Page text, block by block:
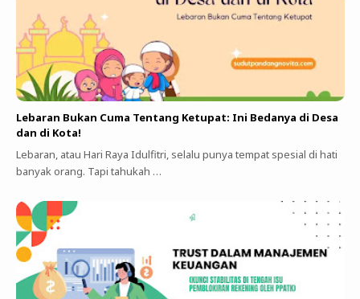
Lebaran Bukan Cuma Tentang Ketupat: Ini Bedanya di Desa
dan di Kota!
Lebaran, atau Hari Raya Idulfitri, selalu punya tempat spesial di hati
banyak orang. Tapi tahukah …